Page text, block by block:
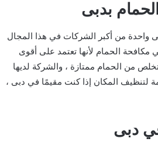
بدبى
من أكبر الشركات في هذا المجال
مكافحة الحمام لأنها تعتمد على أقوى
من الحمام ممتازة ، والشركة لديها
لتنظيف المكان إذا كنت مقيمًا في دبى ،
دبى